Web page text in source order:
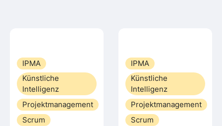
IPMA
Künstliche
Intelligenz
Projektmanagement
Scrum
IPMA
Künstliche
Intelligenz
Projektmanagement
Scrum